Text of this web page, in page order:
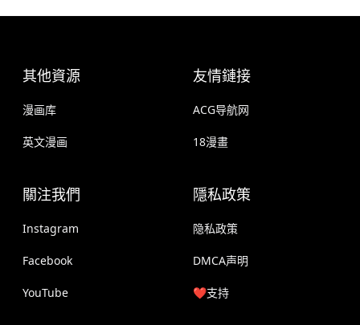
其他資源
漫画库
英文漫画
友情鏈接
ACG导航网
18漫畫
關注我們
Instagram
Facebook
YouTube
隱私政策
隐私政策
DMCA声明
❤️支持